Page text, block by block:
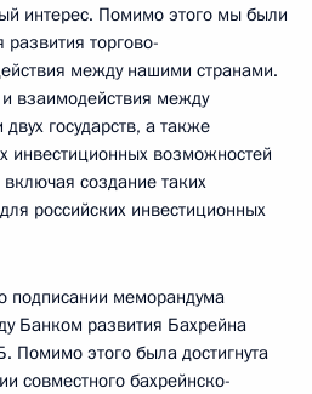
интерес. Помимо этого мы были
торгово-
между нашими странами.
взаимодействия между
государств, а также
инвестиционных возможностей
создание таких
российских инвестиционных
подписании меморандума
Банком развития Бахрейна
Помимо этого была достигнута
совместного бахрейнско-